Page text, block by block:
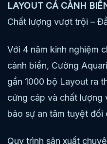
LAYOUT CÁ CẢNH
Chất lượng vượt trội –
Với 4 năm kinh nghiệm
cảnh biển, Cường
gần 1000 bộ Layout ra
cứng cáp và chất lượng
bảo sự an tâm tuyệt đối
Quy trình sản xuất